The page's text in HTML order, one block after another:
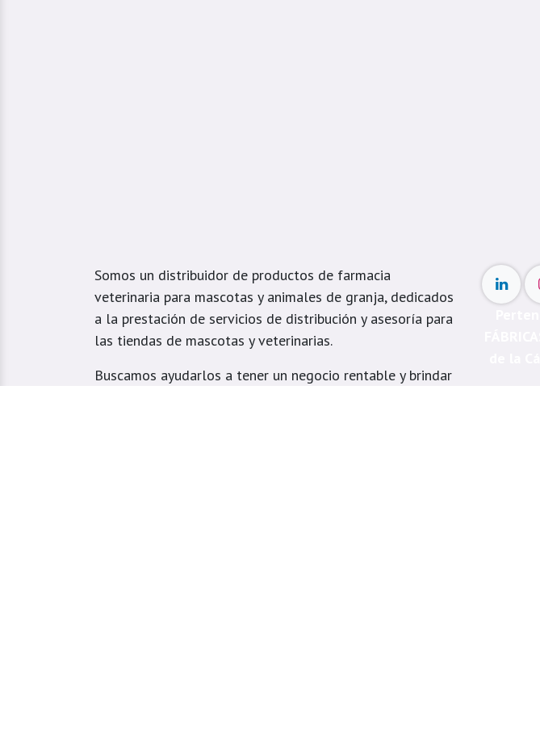
Somos un distribuidor de productos de farmacia
veterinaria para mascotas y animales de granja, dedicados
a la prestación de servicios de distribución y asesoría para
las tiendas de mascotas y veterinarias.
Buscamos ayudarlos a tener un negocio rentable y brindar